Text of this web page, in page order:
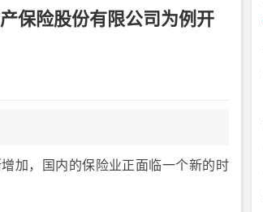
保险股份有限公司为例开
加，国内的保险业正面临一个新的时